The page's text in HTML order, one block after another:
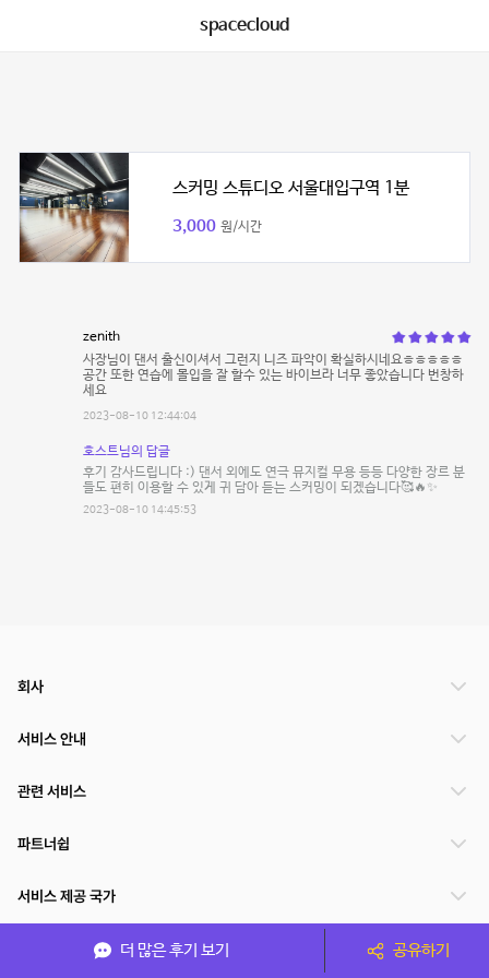
spacecloud
스커밍 스튜디오 서울대입구역 1분
3,000 원/시간
zenith
사장님이 댄서 출신이셔서 그런지 니즈 파악이 확실하시네요ㅎㅎㅎㅎㅎ
공간 또한 연습에 몰입을 잘 할수 있는 바이브라 너무 좋았습니다 번창하
세요
2023-08-10 12:44:04
호스트님의 답글
후기 감사드립니다 :) 댄서 외에도 연극 뮤지컬 무용 등등 다양한 장르 분
들도 편히 이용할 수 있게 귀 담아 듣는 스커밍이 되겠습니다🥰🔥✨
2023-08-10 14:45:53
더 많은 후기 보기 공유하기
회사
서비스 안내
관련 서비스
파트너쉽
서비스 제공 국가